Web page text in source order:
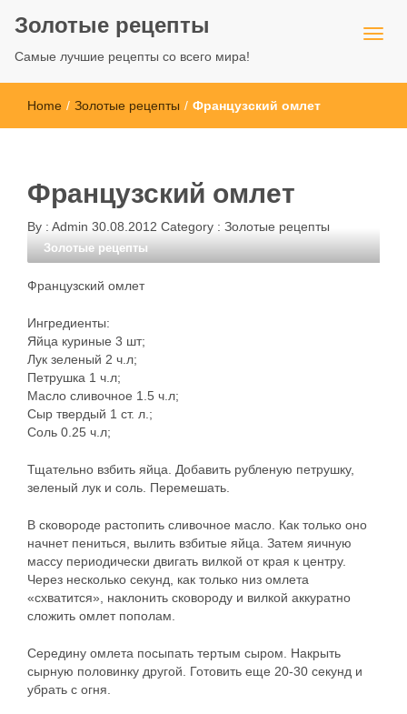
Золотые рецепты
Самые лучшие рецепты со всего мира!
Home / Золотые рецепты / Французский омлет
Французский омлет
By : Admin 30.08.2012 Category : Золотые рецепты
Золотые рецепты
Французский омлет
Ингредиенты:
Яйца куриные 3 шт;
Лук зеленый 2 ч.л;
Петрушка 1 ч.л;
Масло сливочное 1.5 ч.л;
Сыр твердый 1 ст. л.;
Соль 0.25 ч.л;
Тщательно взбить яйца. Добавить рубленую петрушку,
зеленый лук и соль. Перемешать.
В сковороде растопить сливочное масло. Как только оно
начнет пениться, вылить взбитые яйца. Затем яичную
массу периодически двигать вилкой от края к центру.
Через несколько секунд, как только низ омлета
«схватится», наклонить сковороду и вилкой аккуратно
сложить омлет пополам.
Середину омлета посыпать тертым сыром. Накрыть
сырную половинку другой. Готовить еще 20-30 секунд и
убрать с огня.